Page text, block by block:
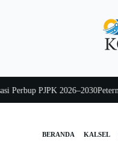
PJPK 2026–2030Peternak
BERANDA KALSEL